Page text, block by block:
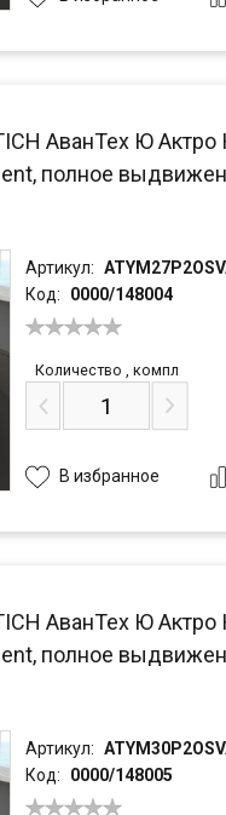
АванТех Ю
полное
Артикул:
Код:
0000/148004
Количество компл
В избранное
АванТех Ю
полное
Артикул:
Код:
0000/148005